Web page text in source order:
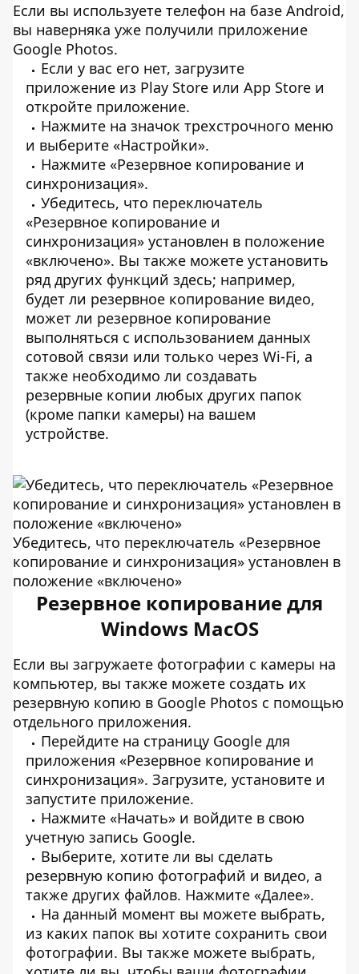
Если вы используете телефон на базе Android,
вы наверняка уже получили приложение
Google Photos.
Если у вас его нет, загрузите
приложение из Play Store или App Store и
откройте приложение.
Нажмите на значок трехстрочного меню
и выберите «Настройки».
Нажмите «Резервное копирование и
синхронизация».
Убедитесь, что переключатель
«Резервное копирование и
синхронизация» установлен в положение
«включено». Вы также можете установить
ряд других функций здесь; например,
будет ли резервное копирование видео,
может ли резервное копирование
выполняться с использованием данных
сотовой связи или только через Wi-Fi, а
также необходимо ли создавать
резервные копии любых других папок
(кроме папки камеры) на вашем
устройстве.
Убедитесь, что переключатель «Резервное
копирование и синхронизация» установлен в
положение «включено»
Резервное копирование для
Windows MacOS
Если вы загружаете фотографии с камеры на
компьютер, вы также можете создать их
резервную копию в Google Photos с помощью
отдельного приложения.
Перейдите на страницу Google для
приложения «Резервное копирование и
синхронизация». Загрузите, установите и
запустите приложение.
Нажмите «Начать» и войдите в свою
учетную запись Google.
Выберите, хотите ли вы сделать
резервную копию фотографий и видео, а
также других файлов. Нажмите «Далее».
На данный момент вы можете выбрать,
из каких папок вы хотите сохранить свои
фотографии. Вы также можете выбрать,